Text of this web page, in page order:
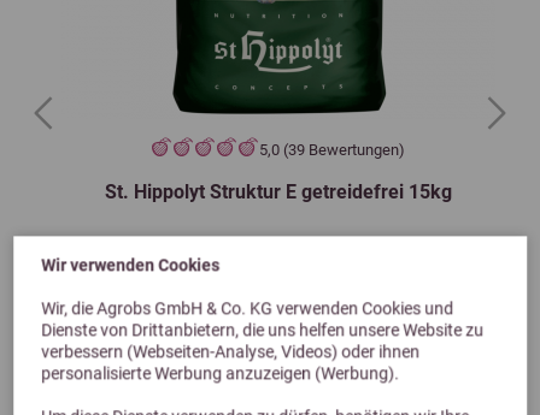
Wir verwenden Cookies
Wir, die Agrobs GmbH & Co. KG verwenden Cookies und
Dienste von Drittanbietern, die uns helfen unsere Website zu
verbessern (Webseiten-Analyse, Videos) oder ihnen
personalisierte Werbung anzuzeigen (Werbung).
5,0 (39 Bewertungen)
St. Hippolyt Struktur E getreidefrei 15kg
Previous Next